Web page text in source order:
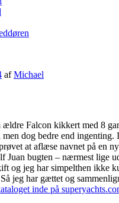
afMichael
Falcon kikkert med 8
dog bedre end ingenting.
at aflæse navnet på en
Juan bugten – nærmest lige
og jeg har simpelthen ikke
jeg har gættet og
inde på